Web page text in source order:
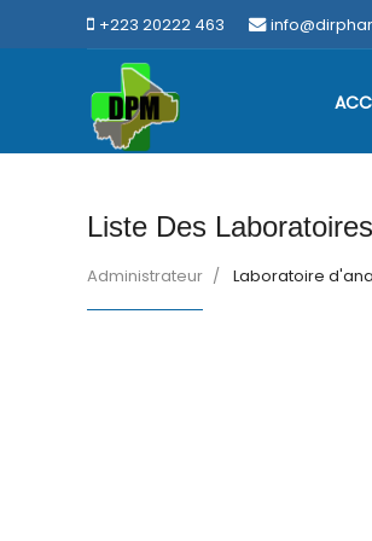
+223 20222 463
Liste Des
Administrateur Laboratoire